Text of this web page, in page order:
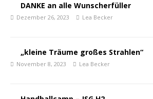
DANKE an alle Wunscherfüller
Dezember 26, 2023 Lea Becker
„kleine Träume großes Strahlen“
November 8, 2023 Lea Becker